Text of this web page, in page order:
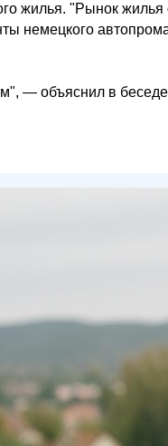
жилья. "Рынок жилья
немецкого
— объяснил в